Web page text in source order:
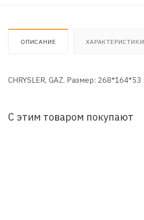
ОПИСАНИЕ ХАРАКТЕРИСТИКИ
CHRYSLER, GAZ. Размер: 268*164*53
С этим товаром покупают